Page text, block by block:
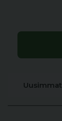
Uusimmat